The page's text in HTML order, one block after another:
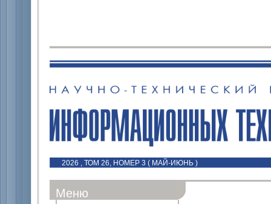
2026 , ТОМ 26, НОМЕР 3 ( МАЙ-ИЮНЬ )
Меню